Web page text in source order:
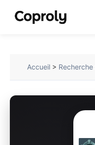
Accueil > Recherche